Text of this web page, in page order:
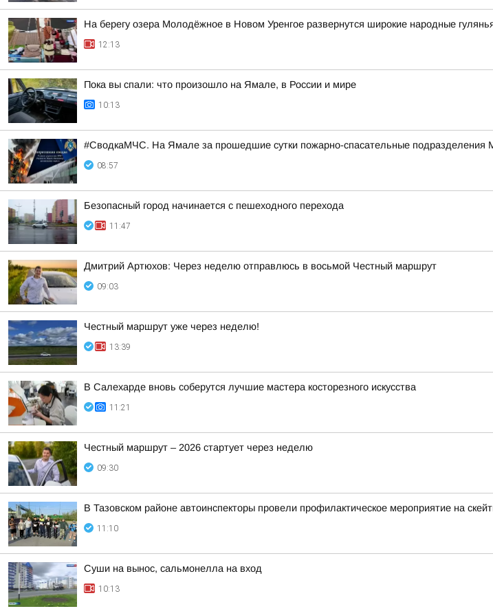
На берегу озера Молодёжное в Новом Уренгое развернутся широкие народные
12:13
Пока вы спали: что произошло на Ямале, в России и мире
10:13
#СводкаМЧС. На Ямале за прошедшие сутки пожарно-спасательные подразделения
08:57
Безопасный город начинается с пешеходного перехода
11:47
Дмитрий Артюхов: Через неделю отправлюсь в восьмой Честный маршрут
09:03
Честный маршрут уже через неделю!
13:39
В Салехарде вновь соберутся лучшие мастера косторезного искусства
11:21
Честный маршрут – 2026 стартует через неделю
09:30
В Тазовском районе автоинспекторы провели профилактическое мероприятие на
11:10
Суши на вынос, сальмонелла на вход
10:13